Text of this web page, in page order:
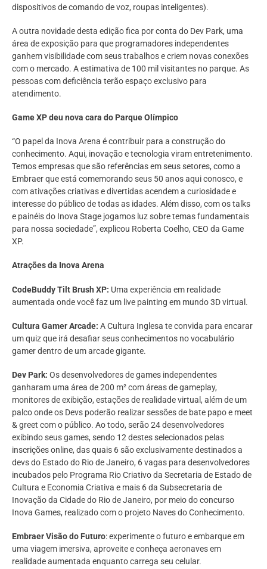
dispositivos de comando de voz, roupas inteligentes).
A outra novidade desta edição fica por conta do Dev Park, uma
área de exposição para que programadores independentes
ganhem visibilidade com seus trabalhos e criem novas conexões
com o mercado. A estimativa de 100 mil visitantes no parque. As
pessoas com deficiência terão espaço exclusivo para
atendimento.
Game XP deu nova cara do Parque Olímpico
“O papel da Inova Arena é contribuir para a construção do
conhecimento. Aqui, inovação e tecnologia viram entretenimento.
Temos empresas que são referências em seus setores, como a
Embraer que está comemorando seus 50 anos aqui conosco, e
com ativações criativas e divertidas acendem a curiosidade e
interesse do público de todas as idades. Além disso, com os talks
e painéis do Inova Stage jogamos luz sobre temas fundamentais
para nossa sociedade”, explicou Roberta Coelho, CEO da Game
XP.
Atrações da Inova Arena
CodeBuddy Tilt Brush XP: Uma experiência em realidade
aumentada onde você faz um live painting em mundo 3D virtual.
Cultura Gamer Arcade: A Cultura Inglesa te convida para encarar
um quiz que irá desafiar seus conhecimentos no vocabulário
gamer dentro de um arcade gigante.
Dev Park: Os desenvolvedores de games independentes
ganharam uma área de 200 m² com áreas de gameplay,
monitores de exibição, estações de realidade virtual, além de um
palco onde os Devs poderão realizar sessões de bate papo e meet
& greet com o público. Ao todo, serão 24 desenvolvedores
exibindo seus games, sendo 12 destes selecionados pelas
inscrições online, das quais 6 são exclusivamente destinados a
devs do Estado do Rio de Janeiro, 6 vagas para desenvolvedores
incubados pelo Programa Rio Criativo da Secretaria de Estado de
Cultura e Economia Criativa e mais 6 da Subsecretaria de
Inovação da Cidade do Rio de Janeiro, por meio do concurso
Inova Games, realizado com o projeto Naves do Conhecimento.
Embraer Visão do Futuro: experimente o futuro e embarque em
uma viagem imersiva, aproveite e conheça aeronaves em
realidade aumentada enquanto carrega seu celular.